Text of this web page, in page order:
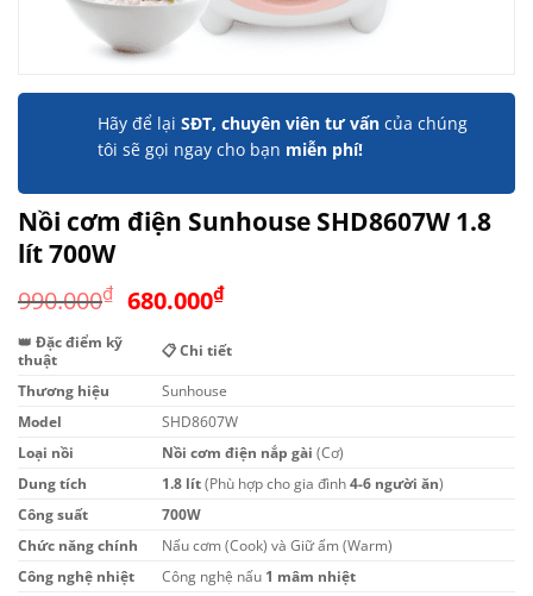
Hãy để lại SĐT, chuyên viên tư vấn của chúng
tôi sẽ gọi ngay cho bạn miễn phí!
Nồi cơm điện Sunhouse SHD8607W 1.8
lít 700W
990.000₫ Giá
990.000₫.
680.000₫Giá
tại
là:
680.000₫.
👑 Đặc điểm kỹ
thuật
📋 Chi tiết
Thương hiệu
Sunhouse
Model
SHD8607W
Loại nồi
Nồi cơm điện nắp gài (Cơ)
Dung tích
1.8 lít(Phù hợp cho gia đình4-6 người ăn)
Công suất
700W
Chức năng chính
Nấu cơm (Cook) và Giữ ấm (Warm)
Công nghệ nhiệt
Công nghệ nấu 1 mâm nhiệt